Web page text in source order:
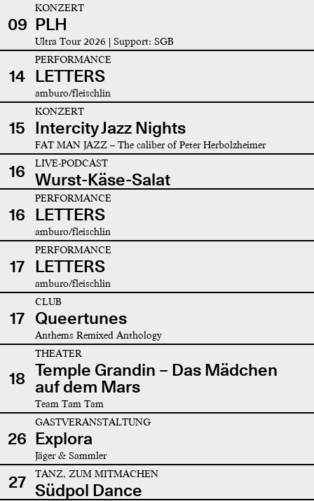
09
KONZERT
PLH
Ultra Tour 2026 | Support: SGB
14
PERFORMANCE
LETTERS
amburo/fleischlin
15
KONZERT
Intercity Jazz Nights
FAT MAN JAZZ – The caliber of Peter Herbolzheimer
16 LIVE-PODCAST
Wurst-Käse-Salat
16
PERFORMANCE
LETTERS
amburo/fleischlin
17
PERFORMANCE
LETTERS
amburo/fleischlin
17
CLUB
Queertunes
Anthems Remixed Anthology
18
THEATER
Temple Grandin – Das Mädchen
auf dem Mars
Team Tam Tam
26
GASTVERANSTALTUNG
Explora
Jäger & Sammler
27 TANZ, ZUM MITMACHEN
Südpol Dance